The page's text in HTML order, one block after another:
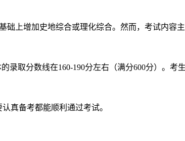
上增加史地综合或理化综合。然而，考试内容
录取分数线在160-190分左右（满分600分）。考
真备考都能顺利通过考试。